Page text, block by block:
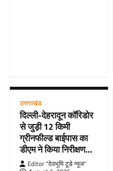
उत्तराखंड
दिल्ली-देहरादून कॉरिडोर
से जुड़ी 12 किमी
ग्रीनफील्ड बाईपास का
डीएम ने किया निरीक्षण…
Editor "देवभूमि टूडे न्यूज"